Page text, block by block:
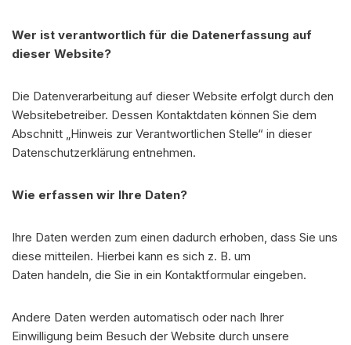
Wer ist verantwortlich für die Datenerfassung auf
dieser Website?
Die Datenverarbeitung auf dieser Website erfolgt durch den
Websitebetreiber. Dessen Kontaktdaten können Sie dem
Abschnitt „Hinweis zur Verantwortlichen Stelle“ in dieser
Datenschutzerklärung entnehmen.
Wie erfassen wir Ihre Daten?
Ihre Daten werden zum einen dadurch erhoben, dass Sie uns
diese mitteilen. Hierbei kann es sich z. B. um
Daten handeln, die Sie in ein Kontaktformular eingeben.
Andere Daten werden automatisch oder nach Ihrer
Einwilligung beim Besuch der Website durch unsere